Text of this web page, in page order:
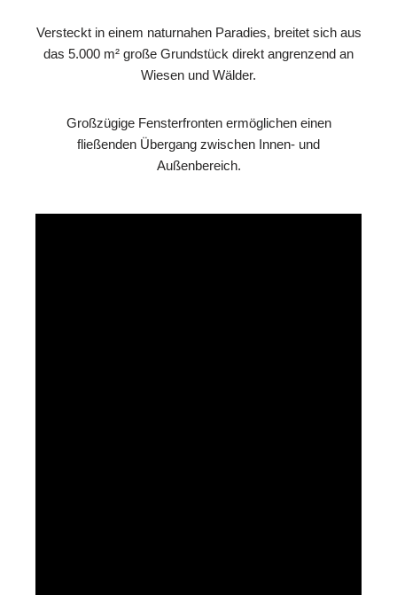
Versteckt in einem naturnahen Paradies, breitet sich aus
das 5.000 m² große Grundstück direkt angrenzend an
Wiesen und Wälder.
Großzügige Fensterfronten ermöglichen einen
fließenden Übergang zwischen Innen- und
Außenbereich.